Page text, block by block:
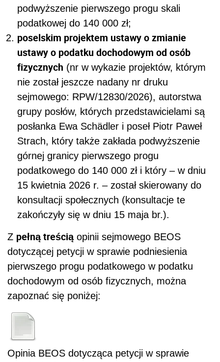
podwyższenie pierwszego progu skali
podatkowej do 140 000 zł;
poselskim projektem ustawy o zmianie
ustawy o podatku dochodowym od osób
fizycznych (nr w wykazie projektów, którym
nie został jeszcze nadany nr druku
sejmowego: RPW/12830/2026), autorstwa
grupy posłów, których przedstawicielami są
posłanka Ewa Schädler i poseł Piotr Paweł
Strach, który także zakłada podwyższenie
górnej granicy pierwszego progu
podatkowego do 140 000 zł i który – w dniu
15 kwietnia 2026 r. – został skierowany do
konsultacji społecznych (konsultacje te
zakończyły się w dniu 15 maja br.).
Z pełną treściąopinii sejmowego BEOS
dotyczącej petycji w sprawie podniesienia
pierwszego progu podatkowego w podatku
dochodowym od osób fizycznych, można
zapoznać się poniżej:
Opinia BEOS dotycząca petycji w sprawie